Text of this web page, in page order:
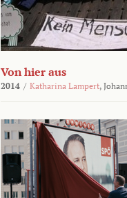
Von hier aus
2014 / Katharina Lampert,